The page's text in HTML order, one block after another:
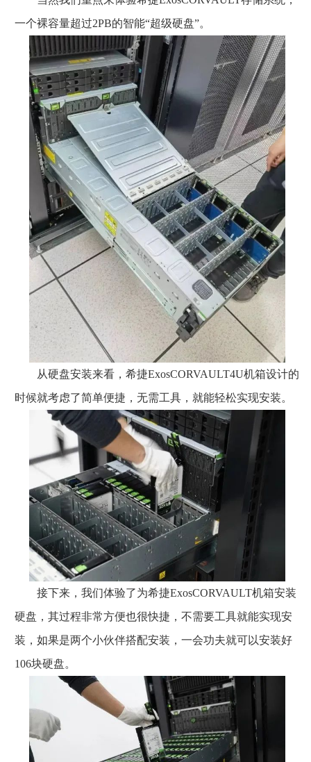
一个裸容量超过2PB的智能“超级硬盘”。
从硬盘安装来看，希捷ExosCORVAULT4U机箱设计的
时候就考虑了简单便捷，无需工具，就能轻松实现安装。
接下来，我们体验了为希捷ExosCORVAULT机箱安装
硬盘，其过程非常方便也很快捷，不需要工具就能实现安
装，如果是两个小伙伴搭配安装，一会功夫就可以安装好
106块硬盘。